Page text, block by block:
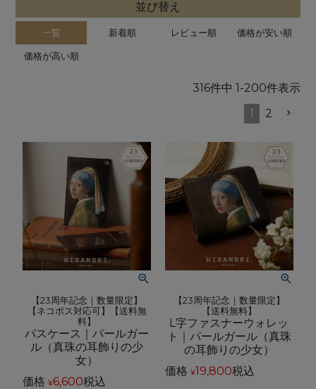
並び替え
一覧 新着順 レビュー順 価格が安い順
価格が高い順
316件中 1-200件表示
1
2
【23周年記念｜数量限定】
【ネコポス対応可】【送料無
料】
パスケース｜パールガー
ル（真珠の耳飾りの少
女）
価格 ¥6,600税込
【23周年記念｜数量限定】
【送料無料】
L字ファスナーウォレッ
ト｜パールガール（真珠
の耳飾りの少女）
価格 ¥19,800税込